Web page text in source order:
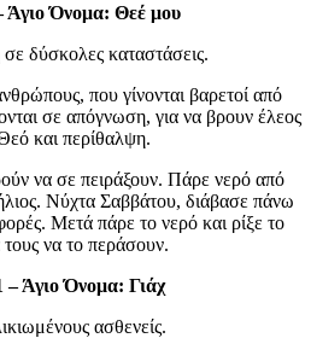
Άγιο Όνομα: Θεέ μου
δύσκολες καταστάσεις.
που γίνονται βαρετοί από
σε απόγνωση, για να βρουν έλεος
και περίθαλψη.
να σε πειράξουν. Πάρε νερό από
Νύχτα Σαββάτου, διάβασε πάνω
Μετά πάρε το νερό και ρίξε το
να το περάσουν.
– Άγιο Όνομα: Γιάχ
ασθενείς.